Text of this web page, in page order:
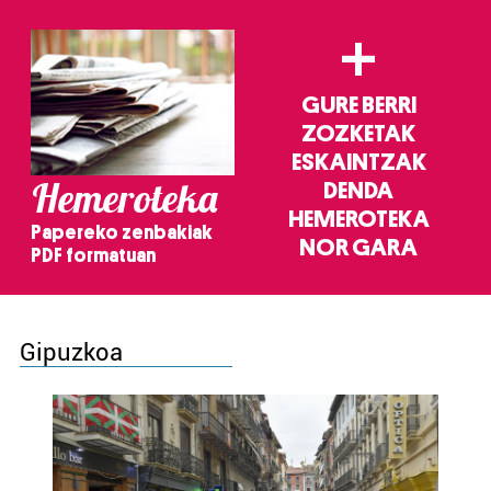
Hemeroteka
Papereko zenbakiak
PDF formatuan
+
GURE BERRI
ZOZKETAK
ESKAINTZAK
DENDA
HEMEROTEKA
NOR GARA
Gipuzkoa